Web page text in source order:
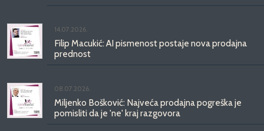
14.07.2026.
Filip Macukić: AI pismenost postaje nova prodajna
prednost
08.07.2026.
Miljenko Bošković: Najveća prodajna pogreška je
pomisliti da je 'ne' kraj razgovora